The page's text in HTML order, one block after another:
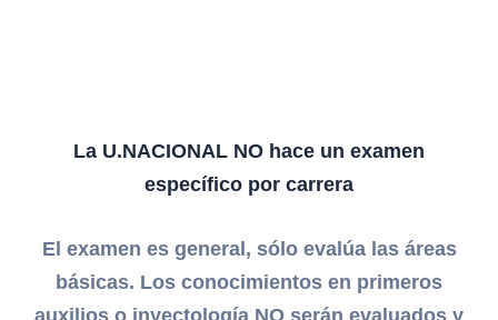
La U.NACIONAL NO hace un examen
específico por carrera
El examen es general, sólo evalúa las áreas
básicas. Los conocimientos en primeros